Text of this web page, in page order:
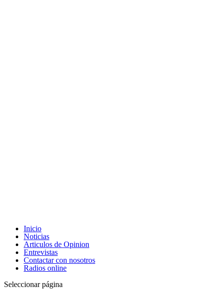
Inicio
Noticias
Articulos de Opinion
Entrevistas
Contactar con nosotros
Radios online
Seleccionar página